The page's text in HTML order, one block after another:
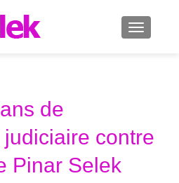
de
contre
Pinar Selek